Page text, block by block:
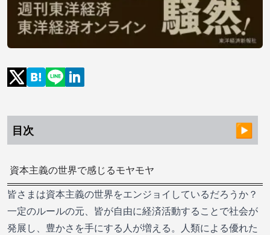
目次
資本主義の世界で感じるモヤモヤ
皆さまは資本主義の世界をエンジョイしているだろうか？
一定のルールの元、皆が自由に経済活動することで社会が
発展し、豊かさを手にする人が増える。人類による優れた